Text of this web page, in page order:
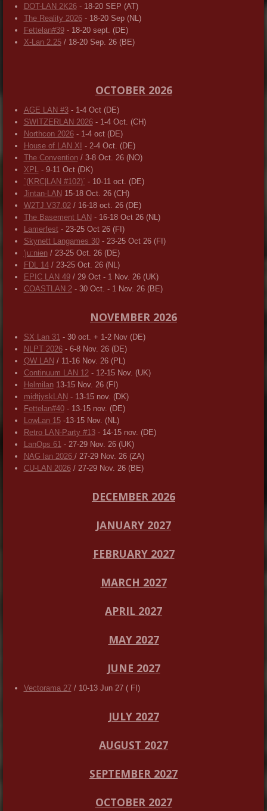
DOT-LAN 2K26- 18-20 SEP (AT)
The Reality 2026- 18-20 Sep (NL)
Fettelan#39- 18-20 sept. (DE)
X-Lan 2.25/ 18-20 Sep. 26 (BE)
OCTOBER 2026
AGE LAN #3- 1-4 Oct (DE)
SWITZERLAN 2026- 1-4 Oct. (CH)
Northcon 2026- 1-4 oct (DE)
House of LAN XI - 2-4 Oct. (DE)
The Convention/ 3-8 Oct. 26 (NO)
XPL- 9-11 Oct (DK)
`(KRC|LAN #102)´ - 10-11 oct. (DE)
Jintan-LAN 15-18 Oct. 26 (CH)
W2TJ V37.02/ 16-18 oct. 26 (DE)
The Basement LAN - 16-18 Oct 26 (NL)
Lamerfest- 23-25 Oct 26 (FI)
Skynett Langames 30- 23-25 Oct 26 (FI)
'ju:nien/ 23-25 Oct. 26 (DE)
FDL 14/ 23-25 Oct. 26 (NL)
EPIC LAN 49/ 29 Oct - 1 Nov. 26 (UK)
COASTLAN 2- 30 Oct. - 1 Nov. 26 (BE)
NOVEMBER 2026
SX Lan 31- 30 oct. + 1-2 Nov (DE)
NLPT 2026- 6-8 Nov. 26 (DE)
QW LAN / 11-16 Nov. 26 (PL)
Continuum LAN 12- 12-15 Nov. (UK)
Helmilan13-15 Nov. 26 (FI)
midtjyskLAN - 13-15 nov. (DK)
Fettelan#40- 13-15 nov. (DE)
LowLan 15-13-15 Nov. (NL)
Retro LAN-Party #13- 14-15 nov. (DE)
LanOps 61- 27-29 Nov. 26 (UK)
NAG lan 2026 / 27-29 Nov. 26 (ZA)
CU-LAN 2026/ 27-29 Nov. 26 (BE)
DECEMBER 2026
JANUARY 2027
FEBRUARY 2027
MARCH 2027
APRIL 2027
MAY 2027
JUNE 2027
Vectorama 27/ 10-13 Jun 27 ( FI)
JULY 2027
AUGUST 2027
SEPTEMBER 2027
OCTOBER 2027